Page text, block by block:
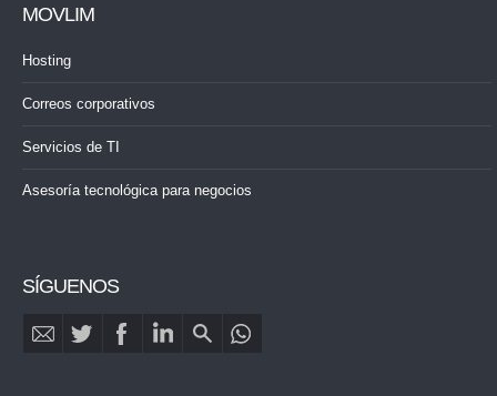
MOVLIM
Hosting
Correos corporativos
Servicios de TI
Asesoría tecnológica para negocios
SÍGUENOS